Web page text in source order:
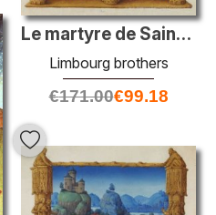
Le martyre de Saint Andrew
Limbourg brothers
€171.00€99.18